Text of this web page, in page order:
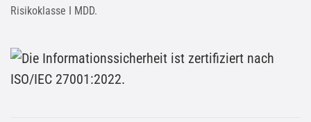
Risikoklasse I MDD.